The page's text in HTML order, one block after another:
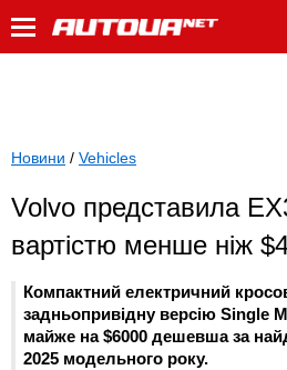
Новини / Vehicles
Volvo представила
вартістю менше ніж
Компактний електричний
задньопривідну версію Single
майже на $6000 дешевша за
2025 модельного року.